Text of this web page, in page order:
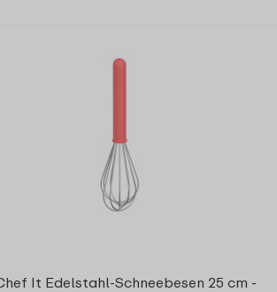
It Edelstahl-Schneebesen 25 cm -